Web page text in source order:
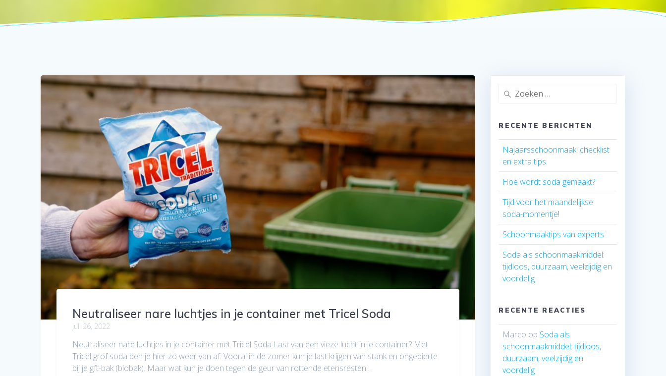
Neutraliseer nare luchtjes in je container met Tricel Soda
juli 26, 2022
Neutraliseer nare luchtjes in je container met Tricel Soda Last van een vieze lucht in je container? Met
Tricel grof soda ben je hier zo weer van af. Vooral in de zomer kun je last krijgen van stank en ongedierte
bij je gft-bak (biobak). Maar wat kun je doen tegen de geur van rottende etensresten…
Zoeken
naar:
RECENTE BERICHTEN
Najaarsschoonmaak: checklist
en extra tips
Hoe wordt soda gemaakt?
Tijd voor het maandelijkse
soda-momentje!
Schoonmaaktips van experts
Soda als schoonmaakmiddel:
tijdloos, duurzaam, veelzijdig en
voordelig
RECENTE REACTIES
Marco op Soda als
schoonmaakmiddel: tijdloos,
duurzaam, veelzijdig en
voordelig